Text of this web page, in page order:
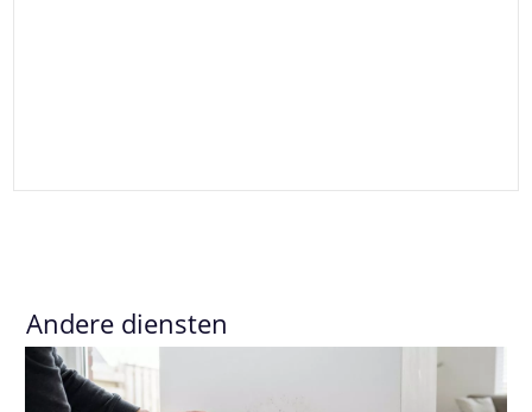
Andere diensten